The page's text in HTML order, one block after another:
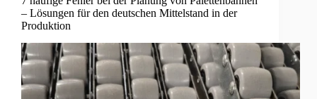
– Lösungen für den deutschen Mittelstand in der
Produktion